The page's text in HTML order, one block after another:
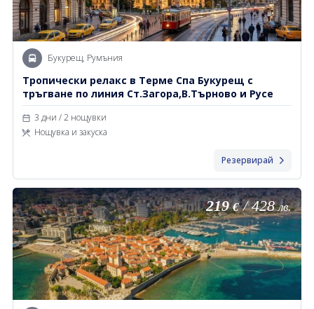
Букурещ, Румъния
Тропически релакс в Терме Спа Букурещ с
тръгване по линия Ст.Загора,В.Търново и Русе
3 дни / 2 нощувки
Нощувка и закуска
Резервирай
219 €/428 лв.